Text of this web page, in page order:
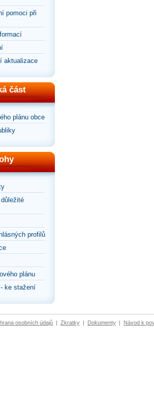
pomoci při
aktualizace
část
plánu obce
profilů
plánu
ke stažení
osobních údajů | Zkratky | Dokumenty | Návod k